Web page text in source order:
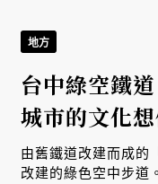
地方
台中綠空鐵
城市的文化
由舊鐵道改建而成的
改建的綠色空中步道